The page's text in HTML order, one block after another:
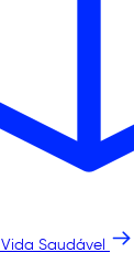
Vida Saudável